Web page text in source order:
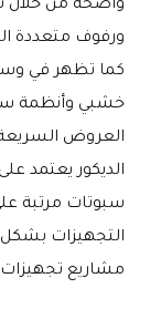
ورفوف متعددة
العروض
مشاريع